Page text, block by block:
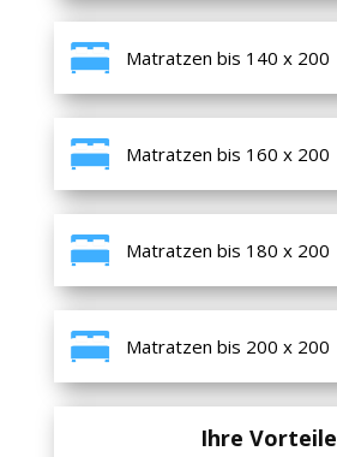
Matratzen bis 140 x 200
Matratzen bis 160 x 200
Matratzen bis 180 x 200
Matratzen bis 200 x 200
Ihre Vorteile